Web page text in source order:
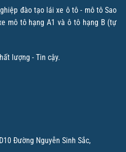
đào tạo lái xe ô tô - mô tô Sao
mô tô hạng A1 và ô tô hạng B (tự
lượng - Tin cậy.
Đường Nguyễn Sinh Sắc,